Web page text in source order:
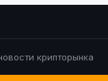
крипторынка